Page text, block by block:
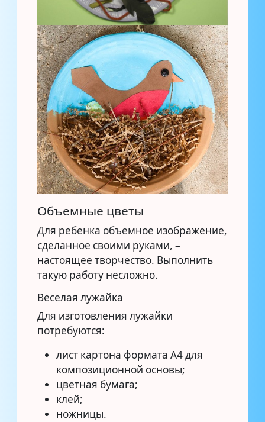
Объемные цветы
Для ребенка объемное изображение,
сделанное своими руками, –
настоящее творчество. Выполнить
такую работу несложно.
Веселая лужайка
Для изготовления лужайки
потребуются:
лист картона формата А4 для
композиционной основы;
цветная бумага;
клей;
ножницы.